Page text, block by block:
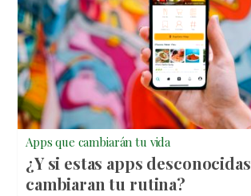
Apps que cambiarán tu vida
¿Y si estas apps desconocidas
cambiaran tu rutina?